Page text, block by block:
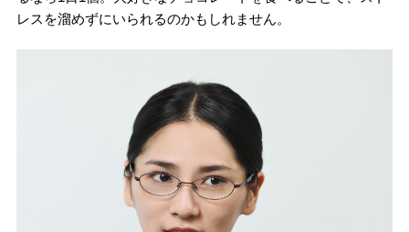
レスを溜めずにいられるのかもしれません。